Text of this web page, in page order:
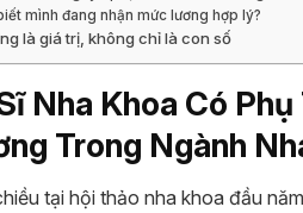
mình đang nhận mức lương hợp lý?
là giá trị, không chỉ là con số
Nha Khoa Có
Trong Ngành
tại hội thảo nha khoa đầu